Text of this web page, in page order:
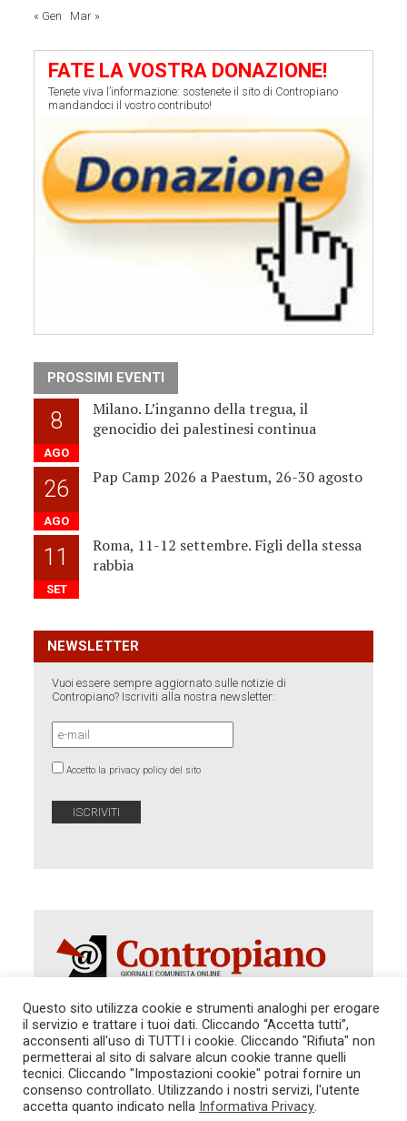
« Gen Mar »
FATE LA VOSTRA DONAZIONE!
Tenete viva l’informazione: sostenete il sito di Contropiano
mandandoci il vostro contributo!
PROSSIMI EVENTI
8
AGO
Milano. L’inganno della tregua, il
genocidio dei palestinesi continua
26
AGO
Pap Camp 2026 a Paestum, 26-30 agosto
11
SET
Roma, 11-12 settembre. Figli della stessa
rabbia
NEWSLETTER
Vuoi essere sempre aggiornato sulle notizie di
Contropiano? Iscriviti alla nostra newsletter:
Accetto la privacy policy del sito
Autorizzazione del Tribunale di Roma 286 del 31
dicembre 2014. Direttore Responsabile: Sergio
Cararo. Indirizzo: V.Casalbruciato 27- sc. B - 00159
Tel. 06.640.122.19 -redazione@contropiano.org
Questo sito utilizza cookie e strumenti analoghi per erogare
il servizio e trattare i tuoi dati. Cliccando “Accetta tutti”,
acconsenti all'uso di TUTTI i cookie. Cliccando "Rifiuta" non
permetterai al sito di salvare alcun cookie tranne quelli
tecnici. Cliccando "Impostazioni cookie" potrai fornire un
consenso controllato. Utilizzando i nostri servizi, l'utente
accetta quanto indicato nella Informativa Privacy.